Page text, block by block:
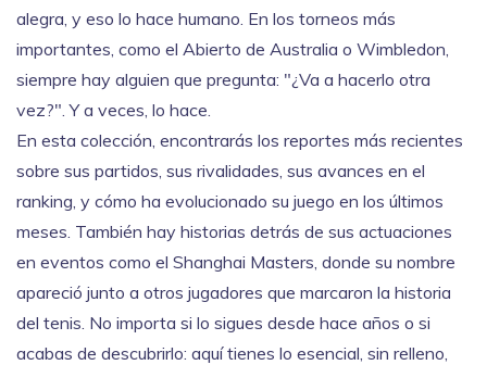
alegra, y eso lo hace humano. En los torneos más
importantes, como el Abierto de Australia o Wimbledon,
siempre hay alguien que pregunta: "¿Va a hacerlo otra
vez?". Y a veces, lo hace.
En esta colección, encontrarás los reportes más recientes
sobre sus partidos, sus rivalidades, sus avances en el
ranking, y cómo ha evolucionado su juego en los últimos
meses. También hay historias detrás de sus actuaciones
en eventos como el Shanghai Masters, donde su nombre
apareció junto a otros jugadores que marcaron la historia
del tenis. No importa si lo sigues desde hace años o si
acabas de descubrirlo: aquí tienes lo esencial, sin relleno,